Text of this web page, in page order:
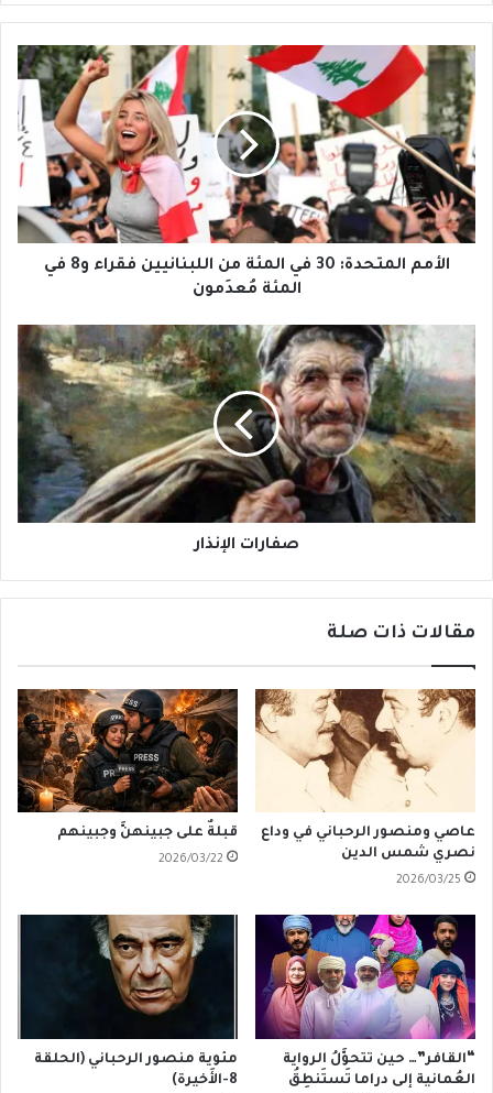
الأمم
المتحدة:
30
في
المئة
من
اللبنانيين
فقراء
و8
الأمم المتحدة: 30 في المئة من اللبنانيين فقراء و8 في
المئة مُعدَمون
صفارات الإنذار
مقالات ذات صلة
عاصي ومنصور الرحباني في وداع
نصري شمس الدين
2026/03/25
قبلةٌ على جبينهنَّ وجبينهم
2026/03/22
“القافر”… حين تتحوَّلُ الرواية
العُمانية إلى دراما تَستَنطِقُ
مئوية منصور الرحباني (الحلقة
8-الأَخيرة)